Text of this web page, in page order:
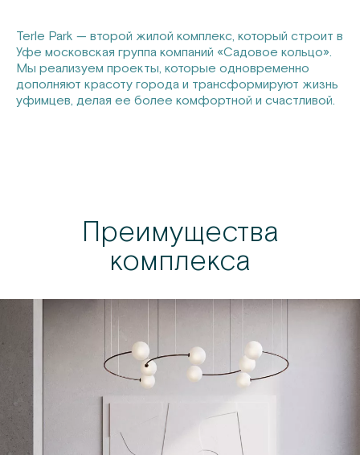
Terle Park — второй жилой комплекс, который строит в
Уфе московская группа компаний «Садовое кольцо».
Мы реализуем проекты, которые одновременно
дополняют красоту города и трансформируют жизнь
уфимцев, делая ее более комфортной и счастливой.
Преимущества
комплекса